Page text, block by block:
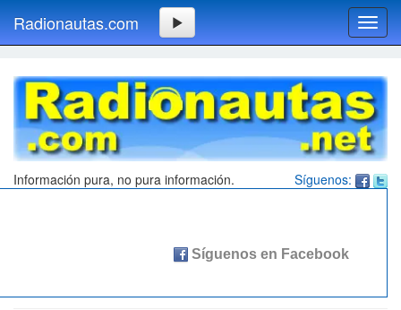
Radionautas.com
Síguenos:
Información pura, no pura información.